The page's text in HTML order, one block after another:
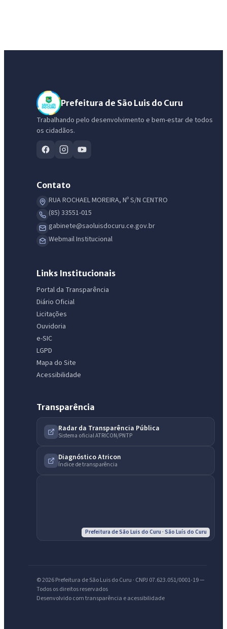
Prefeitura de São Luis do Curu
Trabalhando pelo desenvolvimento e bem-estar de todos
os cidadãos.
Contato
RUA ROCHAEL MOREIRA, Nº S/N CENTRO
(85) 33551-015
gabinete@saoluisdocuru.ce.gov.br
Webmail Institucional
Links Institucionais
Portal da Transparência
Diário Oficial
Licitações
Ouvidoria
e-SIC
LGPD
Mapa do Site
Acessibilidade
Transparência
Radar da Transparência Pública
Sistema oficial ATRICON/PNTP
Diagnóstico Atricon
Índice de transparência
Prefeitura de São Luis do Curu · São Luís do Curu
© 2026 Prefeitura de São Luis do Curu · CNPJ 07.623.051/0001-19 —
Todos os direitos reservados
Desenvolvido com transparência e acessibilidade
Olá. Pergunte sobre serviços, notícias, legislação, Diário Oficial,
licitações, estrutura ou transparência do município.